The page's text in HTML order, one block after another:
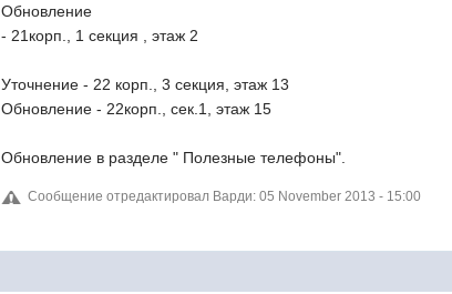
Обновление
- 21корп., 1 секция , этаж 2
Уточнение - 22 корп., 3 секция, этаж 13
Обновление - 22корп., сек.1, этаж 15
Обновление в разделе " Полезные телефоны".
Сообщение отредактировал Варди: 05 November 2013 - 15:00